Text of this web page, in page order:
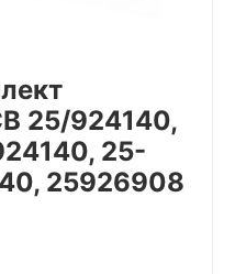
25/924140,
25-
25926908